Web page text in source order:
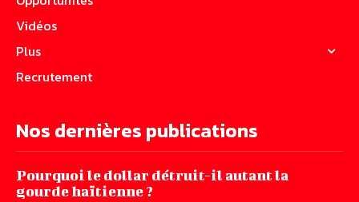
Vidéos
Plus
Recrutement
Nos dernières publications
Pourquoi le dollar détruit-il autant la
gourde haïtienne ?